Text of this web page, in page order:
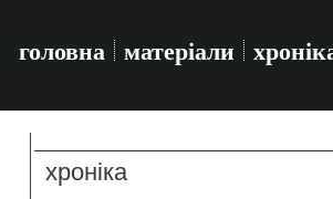
головна матеріали
хроніка